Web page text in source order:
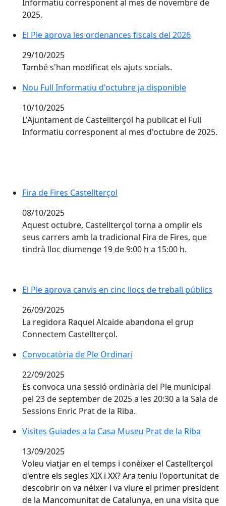
Informatiu corresponent al mes de novembre de
2025.
El Ple aprova les ordenances fiscals del 2026
29/10/2025
També s'han modificat els ajuts socials.
Nou Full Informatiu d'octubre ja disponible
Nou Full Informatiu d'octubre ja disponible
10/10/2025
L'Ajuntament de Castellterçol ha publicat el Full
Informatiu corresponent al mes d'octubre de 2025.
Fira de Fires Castellterçol
Fira de Fires Castellterçol
08/10/2025
Aquest octubre, Castellterçol torna a omplir els
seus carrers amb la tradicional Fira de Fires, que
tindrà lloc diumenge 19 de 9:00 h a 15:00 h.
El Ple aprova canvis en cinc llocs de treball públics
26/09/2025
La regidora Raquel Alcaide abandona el grup
Connectem Castellterçol.
Convocatòria de Ple Ordinari
Convocatòria de Ple Ordinari
22/09/2025
Es convoca una sessió ordinària del Ple municipal
pel 23 de september de 2025 a les 20:30 a la Sala de
Sessions Enric Prat de la Riba.
Visites Guiades a la Casa Museu Prat de la Riba
Visites Guiades a la Casa Museu Prat de la Riba
13/09/2025
Voleu viatjar en el temps i conèixer el Castellterçol
d'entre els segles XIX i XX? Ara teniu l'oportunitat de
descobrir on va néixer i va viure el primer president
de la Mancomunitat de Catalunya, en una visita que